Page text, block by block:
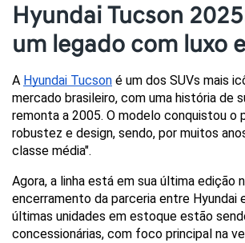
Hyundai Tucson
um legado com luxo
A Hyundai Tucson é um dos SUVs mais
mercado brasileiro, com uma história de
remonta a 2005. O modelo conquistou o
robustez e design, sendo, por muitos
classe média".
Agora, a linha está em sua última edição
encerramento da parceria entre Hyundai
últimas unidades em estoque estão
concessionárias, com foco principal na